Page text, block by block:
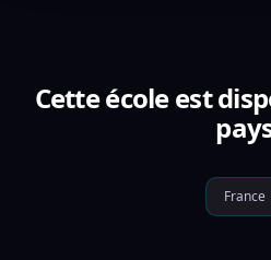
Cette école est
France